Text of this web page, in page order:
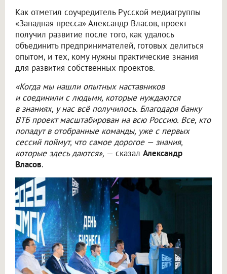
Как отметил соучредитель Русской медиагруппы
«Западная пресса» Александр Власов, проект
получил развитие после того, как удалось
объединить предпринимателей, готовых делиться
опытом, и тех, кому нужны практические знания
для развития собственных проектов.
«Когда мы нашли опытных наставников
и соединили с людьми, которые нуждаются
в знаниях, у нас всё получилось. Благодаря банку
ВТБ проект масштабирован на всю Россию. Все, кто
попадут в отобранные команды, уже с первых
сессий поймут, что самое дорогое — знания,
которые здесь даются», — сказал Александр
Власов.